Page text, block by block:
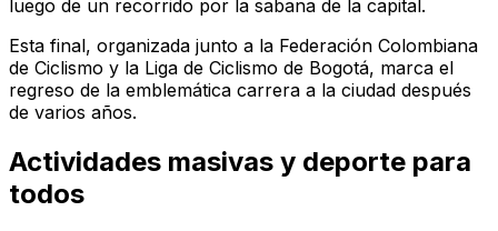
luego de un recorrido por la sabana de la capital.
Esta final, organizada junto a la Federación Colombiana
de Ciclismo y la Liga de Ciclismo de Bogotá, marca el
regreso de la emblemática carrera a la ciudad después
de varios años.
Actividades masivas y deporte para
todos